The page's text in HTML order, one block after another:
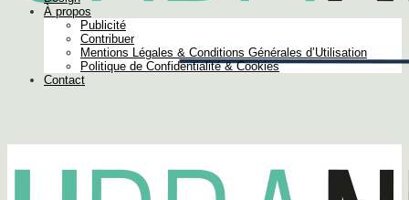
À propos
Publicité
Contribuer
Mentions Légales & Conditions Générales d’Utilisation
Politique de Confidentialité & Cookies
Contact